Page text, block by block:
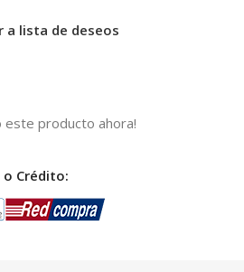
a lista de deseos
este producto ahora!
Crédito: